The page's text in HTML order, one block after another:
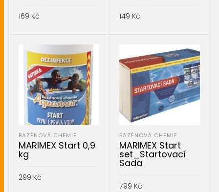
169 Kč 149 Kč
BAZÉNOVÁ CHEMIE
MARIMEX Start 0,9
kg
299 Kč
BAZÉNOVÁ CHEMIE
MARIMEX Start
set_Startovací
Sada
799 Kč